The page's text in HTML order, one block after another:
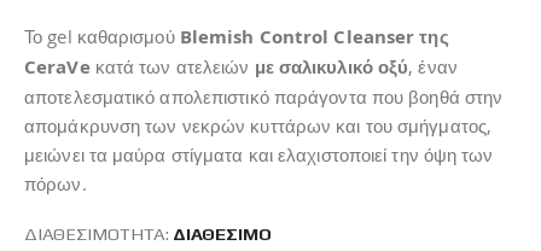
Το gel καθαρισμού Blemish Control Cleanser της
CeraVeκατά των ατελειών με σαλικυλικό οξύ, έναν
αποτελεσματικό απολεπιστικό παράγοντα που βοηθά στην
απομάκρυνση των νεκρών κυττάρων και του σμήγματος,
μειώνει τα μαύρα στίγματα και ελαχιστοποιεί την όψη των
πόρων.
ΔΙΑΘΕΣΙΜΌΤΗΤΑ: ΔΙΑΘΈΣΙΜO